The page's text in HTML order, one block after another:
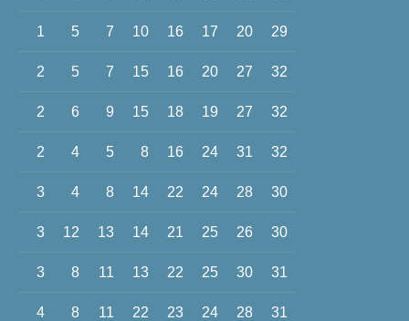
1 5 7 10 16 17 20 29
2 5 7 15 16 20 27 32
2 6 9 15 18 19 27 32
2 4 5 8 16 24 31 32
3 4 8 14 22 24 28 30
3 12 13 14 21 25 26 30
3 8 11 13 22 25 30 31
4 8 11 22 23 24 28 31